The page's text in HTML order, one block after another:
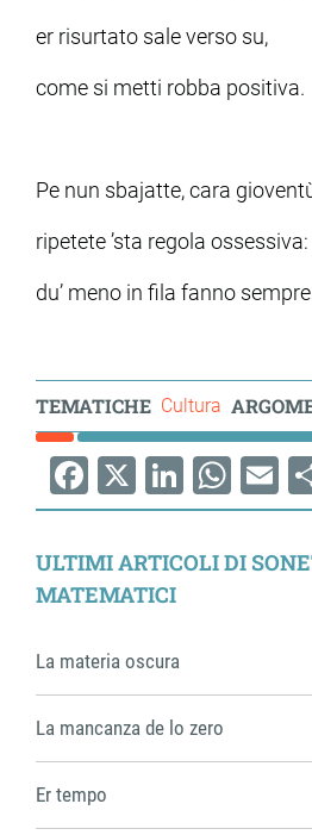
er risurtato sale verso su,
come si metti robba positiva.
Pe nun sbajatte, cara
ripetete ’sta regola ossessiva:
du’ meno in fila fanno
TEMATICHE Cultura
Facebook
X LinkedIn
ULTIMI ARTICOLI DI
MATEMATICI
La materia oscura
La mancanza de lo zero
Er tempo